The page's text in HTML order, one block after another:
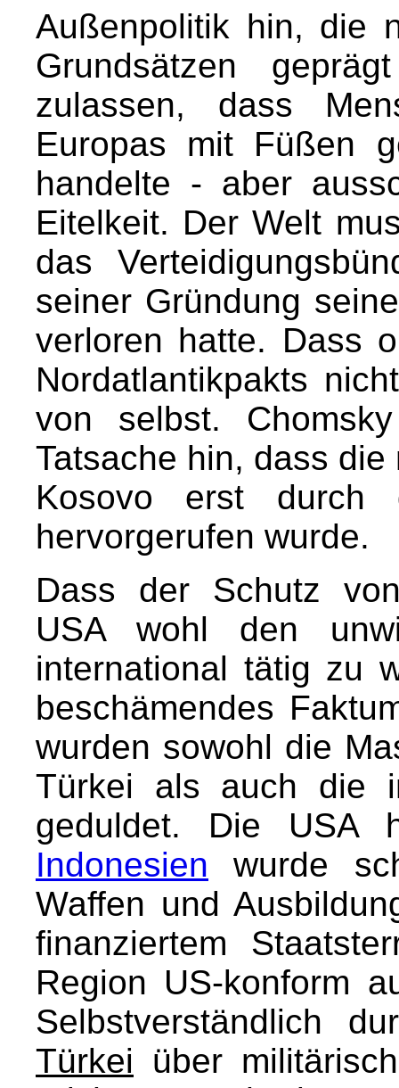
Außenpolitik hin, die
Grundsätzen
zulassen, dass
Europas mit Füßen
handelte - aber
Eitelkeit. Der Welt
das
seiner Gründung
verloren hatte. Dass
Nordatlantikpakts
von selbst.
Tatsache hin, dass
Kosovo erst durch
hervorgerufen wurde.
Dass der Schutz
USA wohl den
international tätig zu
beschämendes
wurden sowohl die
Türkei als auch die
geduldet. Die USA
Indonesien wurde
Waffen und
finanziertem
Region US-konform
Selbstverständlich
Türkei über